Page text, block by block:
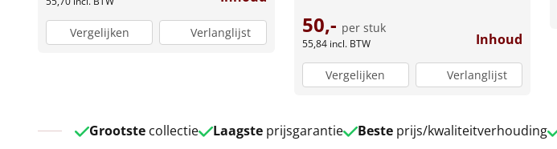
Vergelijken Verlanglijst 50,- per stuk
55,84 incl. BTW Inhoud
Vergelijken Verlanglijst
Grootstecollectie Laagsteprijsgarantie Besteprijs/kwaliteitverhouding